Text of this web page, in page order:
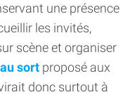
une présence
les invités,
scène et organiser
sort proposé aux
donc surtout à